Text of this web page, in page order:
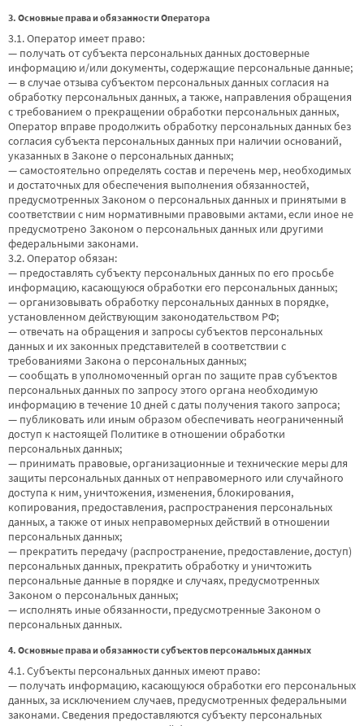
3. Основные права и обязанности Оператора
3.1. Оператор имеет право:
— получать от субъекта персональных данных достоверные
информацию и/или документы, содержащие персональные данные;
— в случае отзыва субъектом персональных данных согласия на
обработку персональных данных, а также, направления обращения
с требованием о прекращении обработки персональных данных,
Оператор вправе продолжить обработку персональных данных без
согласия субъекта персональных данных при наличии оснований,
указанных в Законе о персональных данных;
— самостоятельно определять состав и перечень мер, необходимых
и достаточных для обеспечения выполнения обязанностей,
предусмотренных Законом о персональных данных и принятыми в
соответствии с ним нормативными правовыми актами, если иное не
предусмотрено Законом о персональных данных или другими
федеральными законами.
3.2. Оператор обязан:
— предоставлять субъекту персональных данных по его просьбе
информацию, касающуюся обработки его персональных данных;
— организовывать обработку персональных данных в порядке,
установленном действующим законодательством РФ;
— отвечать на обращения и запросы субъектов персональных
данных и их законных представителей в соответствии с
требованиями Закона о персональных данных;
— сообщать в уполномоченный орган по защите прав субъектов
персональных данных по запросу этого органа необходимую
информацию в течение 10 дней с даты получения такого запроса;
— публиковать или иным образом обеспечивать неограниченный
доступ к настоящей Политике в отношении обработки
персональных данных;
— принимать правовые, организационные и технические меры для
защиты персональных данных от неправомерного или случайного
доступа к ним, уничтожения, изменения, блокирования,
копирования, предоставления, распространения персональных
данных, а также от иных неправомерных действий в отношении
персональных данных;
— прекратить передачу (распространение, предоставление, доступ)
персональных данных, прекратить обработку и уничтожить
персональные данные в порядке и случаях, предусмотренных
Законом о персональных данных;
— исполнять иные обязанности, предусмотренные Законом о
персональных данных.
4. Основные права и обязанности субъектов персональных данных
4.1. Субъекты персональных данных имеют право:
— получать информацию, касающуюся обработки его персональных
данных, за исключением случаев, предусмотренных федеральными
законами. Сведения предоставляются субъекту персональных